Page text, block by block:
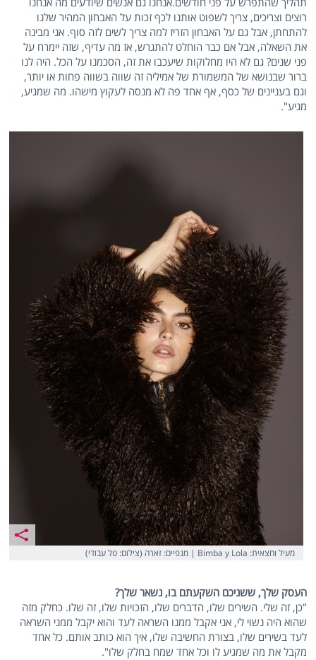
רוצים וצריכים, צריך לשפוט אותנו לכף זכות על האבחון המהיר שלנו
להתחתן, אבל גם על האבחון הזריז למה צריך לשים לזה סוף. אני מבינה
את השאלה, אבל אם כבר הוחלט להתגרש, אז מה עדיף, שזה יימרח על
פני שנים? גם לא היו מחלוקות שיעכבו את זה, הסכמנו על הכל. היה לנו
ברור שבנושא של המשמורת של אמיליה זה שווה בשווה פחות או יותר,
וגם בעניינים של כסף, אף אחד פה לא מנסה לעקוץ מישהו. מה שמגיע,
מגיע".
מעיל וחצאית: Bimba y Lola | מגפיים: זארה (צילום: טל עבודי)
העסק שלך, ששניכם השקעתם בו, נשאר שלך?
"כן, זה שלי. השירים שלו, הדברים שלו, הזכויות שלו, זה שלו. כחלק מזה
שהוא היה נשוי לי, אני אקבל ממנו השראה לעד והוא יקבל ממני השראה
לעד בשירים שלו, בצורת החשיבה שלו, איך הוא כותב אותם. כל אחד
מקבל את מה שמגיע לו וכל אחד שמח בחלק שלו".